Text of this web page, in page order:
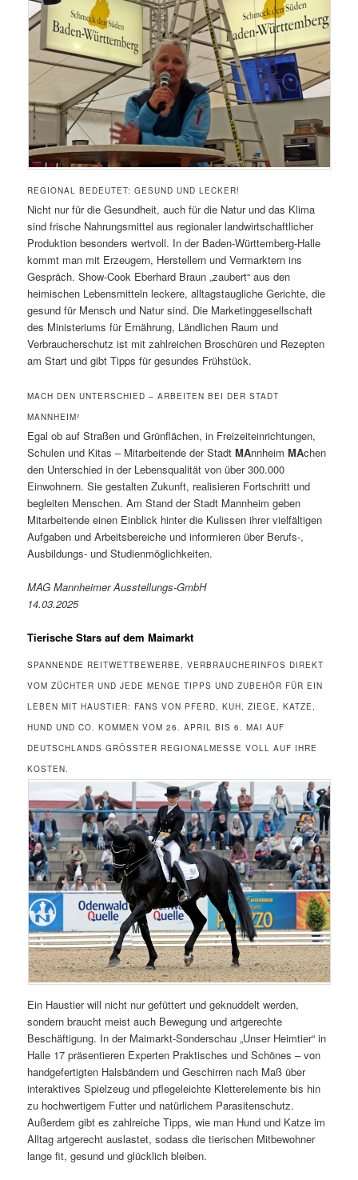
REGIONAL BEDEUTET: GESUND UND LECKER!
Nicht nur für die Gesundheit, auch für die Natur und das Klima
sind frische Nahrungsmittel aus regionaler landwirtschaftlicher
Produktion besonders wertvoll. In der Baden-Württemberg-Halle
kommt man mit Erzeugern, Herstellern und Vermarktern ins
Gespräch. Show-Cook Eberhard Braun „zaubert“ aus den
heimischen Lebensmitteln leckere, alltagstaugliche Gerichte, die
gesund für Mensch und Natur sind. Die Marketinggesellschaft
des Ministeriums für Ernährung, Ländlichen Raum und
Verbraucherschutz ist mit zahlreichen Broschüren und Rezepten
am Start und gibt Tipps für gesundes Frühstück.
MACH DEN UNTERSCHIED – ARBEITEN BEI DER STADT
MANNHEIM²
Egal ob auf Straßen und Grünflächen, in Freizeiteinrichtungen,
Schulen und Kitas – Mitarbeitende der StadtMAnnheimMAchen
den Unterschied in der Lebensqualität von über 300.000
Einwohnern. Sie gestalten Zukunft, realisieren Fortschritt und
begleiten Menschen. Am Stand der Stadt Mannheim geben
Mitarbeitende einen Einblick hinter die Kulissen ihrer vielfältigen
Aufgaben und Arbeitsbereiche und informieren über Berufs-,
Ausbildungs- und Studienmöglichkeiten.
MAG Mannheimer Ausstellungs-GmbH
14.03.2025
Tierische Stars auf dem Maimarkt
SPANNENDE REITWETTBEWERBE, VERBRAUCHERINFOS DIREKT
VOM ZÜCHTER UND JEDE MENGE TIPPS UND ZUBEHÖR FÜR EIN
LEBEN MIT HAUSTIER: FANS VON PFERD, KUH, ZIEGE, KATZE,
HUND UND CO. KOMMEN VOM 26. APRIL BIS 6. MAI AUF
DEUTSCHLANDS GRÖSSTER REGIONALMESSE VOLL AUF IHRE K
OSTEN.
Ein Haustier will nicht nur gefüttert und geknuddelt werden,
sondern braucht meist auch Bewegung und artgerechte
Beschäftigung. In der Maimarkt-Sonderschau „Unser Heimtier“ in
Halle 17 präsentieren Experten Praktisches und Schönes – von
handgefertigten Halsbändern und Geschirren nach Maß über
interaktives Spielzeug und pflegeleichte Kletterelemente bis hin
zu hochwertigem Futter und natürlichem Parasitenschutz.
Außerdem gibt es zahlreiche Tipps, wie man Hund und Katze im
Alltag artgerecht auslastet, sodass die tierischen Mitbewohner
lange fit, gesund und glücklich bleiben.